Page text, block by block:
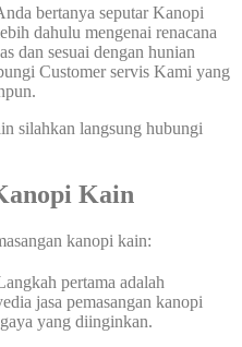
bertanya seputar Kanopi
dahulu mengenai renacana
dan sesuai dengan hunian
Customer servis Kami yang
silahkan langsung hubungi
Kain
kanopi kain:
pertama adalah
jasa pemasangan kanopi
yang diinginkan.